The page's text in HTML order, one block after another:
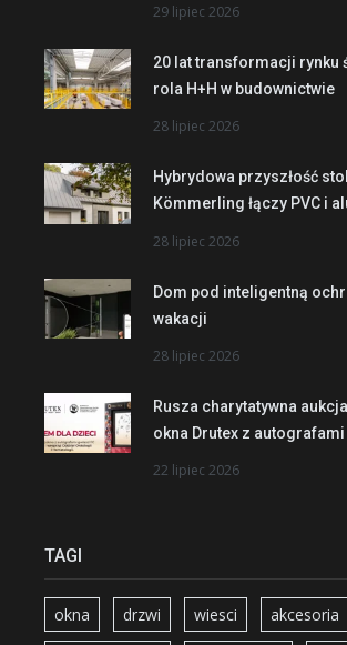
29 lipiec 2026
20 lat transformacji rynku
rola H+H w budownictwie
28 lipiec 2026
Hybrydowa przyszłość
Kömmerling łączy PVC i
28 lipiec 2026
Dom pod inteligentną
wakacji
28 lipiec 2026
Rusza charytatywna
okna Drutex z autografami
22 lipiec 2026
TAGI
okna drzwi wiesci akcesoria